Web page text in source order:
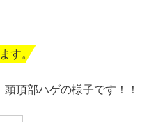
す。
頂部ハゲの様子です！！